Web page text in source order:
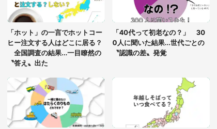
あまりにも四角すぎる猫、激写される 「これもう
座布団だろ」「食パンの耳」と1.4万人困惑
「ホット」の一言でホットコー
ヒー注文する人はどこに居る？
全国調査の結果...一目瞭然の
〝答え〟出た
「40代って初老なの？」 30
0人に聞いた結果...世代ごとの
〝認識の差〟発覚